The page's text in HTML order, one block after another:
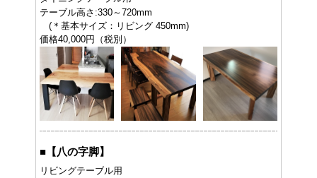
テーブル高さ:330～720mm
(＊基本サイズ：リビング 450mm)
価格40,000円（税別）
■ 【八の字脚】
リビングテーブル用